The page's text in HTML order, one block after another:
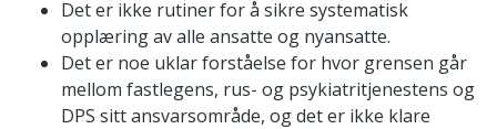
Det er ikke rutiner for å sikre systematisk
opplæring av alle ansatte og nyansatte.
Det er noe uklar forståelse for hvor grensen går
mellom fastlegens, rus- og psykiatritjenestens og
DPS sitt ansvarsområde, og det er ikke klare